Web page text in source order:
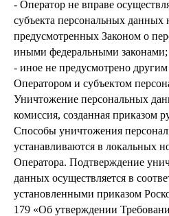
- Оператор не вправе
субъекта персональных данных
предусмотренных Законом о
иными федеральными законами;
- иное не предусмотрено
Оператором и субъектом
Уничтожение персональных
комиссия, созданная приказом
Способы уничтожения
устанавливаются в локальных
Оператора. Подтверждение
данных осуществляется в
установленными приказом
179 «Об утверждении